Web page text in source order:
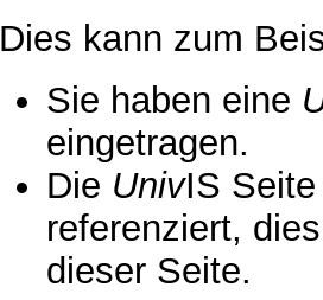
Dies kann zum
Sie haben eine
eingetragen.
Die UnivIS
referenziert,
dieser Seite.